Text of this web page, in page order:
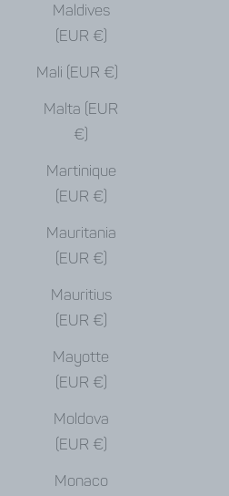
Maldives
(EUR €)
Mali (EUR €)
Malta (EUR
€)
Martinique
(EUR €)
Mauritania
(EUR €)
Mauritius
(EUR €)
Mayotte
(EUR €)
Moldova
(EUR €)
Monaco